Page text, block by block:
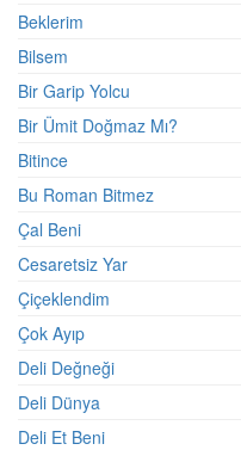
Beklerim
Bilsem
Bir Garip Yolcu
Bir Ümit Doğmaz Mı?
Bitince
Bu Roman Bitmez
Çal Beni
Cesaretsiz Yar
Çiçeklendim
Çok Ayıp
Deli Değneği
Deli Dünya
Deli Et Beni